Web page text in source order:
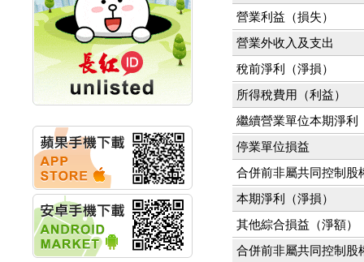
明緯企業:明緯永續科技
競賽 以電源驅動善的力
量
秀育企業:秀育SHO-U儲
能系統 獲國內首張CNS
認證
聯博投信:聯博00404A
華旭先進:代重要子公司
碩通散熱股份有限公司
公告董事會通過發言人
及代理發
華旭先進:代重要子公司
碩通散熱股份有限公司
公告董事會決議發行員
工認股權
華旭先進:代重要子公司
營業利益（損失）
營業外收入及支出
稅前淨利（淨損）
所得稅費用（利益）
繼續營業單位本期淨利
停業單位損益
合併前非屬共同控制股
本期淨利（淨損）
其他綜合損益（淨額）
合併前非屬共同控制股